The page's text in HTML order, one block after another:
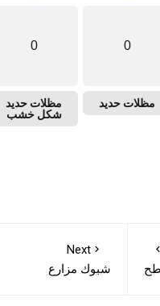
0
مظلات حديد
0
مظلات حديد
شكل خشب
Next
شبوك مزارع